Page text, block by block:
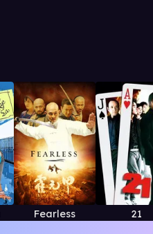
Fearless 21